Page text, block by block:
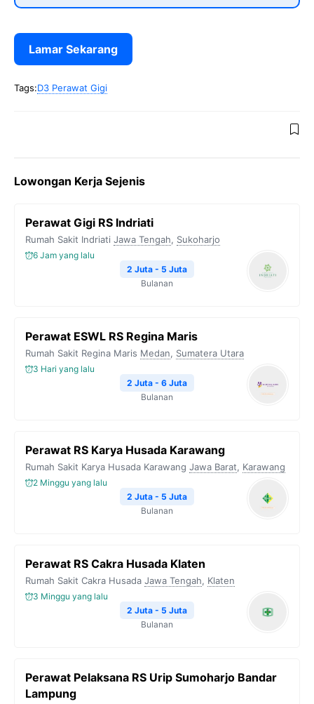
Lamar Sekarang
Tags:D3 Perawat Gigi
Lowongan Kerja Sejenis
Perawat Gigi RS Indriati
Rumah Sakit Indriati Jawa Tengah, Sukoharjo
6 Jam yang lalu
2 Juta - 5 Juta
Bulanan
Perawat ESWL RS Regina Maris
Rumah Sakit Regina Maris Medan, Sumatera Utara
3 Hari yang lalu
2 Juta - 6 Juta
Bulanan
Perawat RS Karya Husada Karawang
Rumah Sakit Karya Husada Karawang Jawa Barat, Karawang
2 Minggu yang lalu
2 Juta - 5 Juta
Bulanan
Perawat RS Cakra Husada Klaten
Rumah Sakit Cakra Husada Jawa Tengah, Klaten
3 Minggu yang lalu
2 Juta - 5 Juta
Bulanan
Perawat Pelaksana RS Urip Sumoharjo Bandar
Lampung